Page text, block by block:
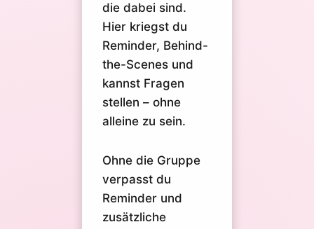
die dabei sind.
Hier kriegst du
Reminder, Behind-
the-Scenes und
kannst Fragen
stellen – ohne
alleine zu sein.
Ohne die Gruppe
verpasst du
Reminder und
zusätzliche